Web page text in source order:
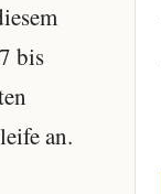
bis
an.